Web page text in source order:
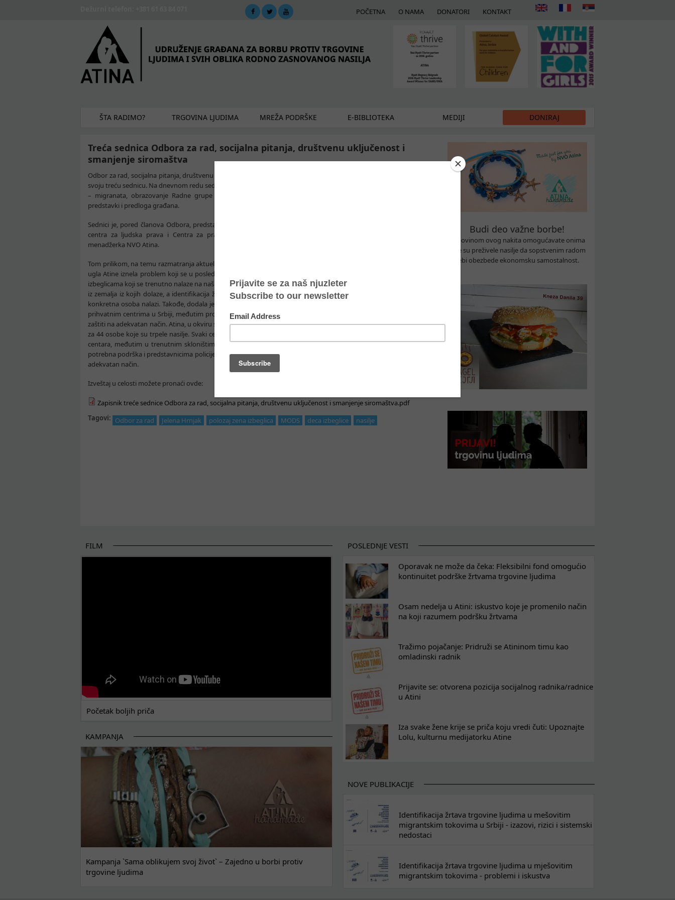
POČETNA O NAMA DONATORI KONTAKT
ŠTA RADIMO? TRGOVINA LJUDIMA MREŽA PODRŠKE E-BIBLIOTEKA MEDIJI DONIRAJ
Treća sednica Odbora za rad, socijalna pitanja, društvenu uključenost i
smanjenje siromaštva
Odbor za rad, socijalna pitanja, društvenu uključenost i smanjenje siromaštva održao je 12. oktobra 2016. godine
svoju treću sednicu. Na dnevnom redu sednice našlo se razmatranje aktuelnog stanja u zbrinjavanju tražilaca azila
– migranata, obrazovanje Radne grupe za osnaživanje osoba sa invaliditetom u politici, kao i razmatranje
predstavki i predloga građana.
Sednici je, pored članova Odbora, predstavnika ministarstava, Komesarijata, UNHCR-a, UNICEF-a, Beogradskog
centra za ljudska prava i Centra za prava deteta, prisustvovala isped MODSa Jelena Hrnjak, programska
menadžerka NVO Atina.
Tom prilikom, na temu razmatranja aktuelnog stanja u zbrinjavanju tražilaca azila – migranata, Jelena Hrnjak je iz
ugla Atine iznela problem koji se u poslednje vreme sve češće javlja, a odnosi se na nasilje nad ženama i decom
izbeglicama koji se trenutno nalaze na našoj teritoriji. Različiti su načini na koje se ove osobe iskorišćavaju na putu
iz zemalja iz kojih dolaze, a identifikacija žrtava trgovine ljudima bi trebalo da se odvija bez obzira na to gde se
konkretna osoba nalazi. Takođe, dodala je da su zabeležena različita svedočenja ljudi o zlostavljanjima u azilnim i
prihvatnim centrima u Srbiji, međutim problem predstavlja to što sistem zaštite koji ovde postoji ne može da ih
zaštiti na adekvatan način. Atina, u okviru svog programa, trenutno vodi četiri sigurne kuće, koje pružaju podršku
za 44 osobe koje su trpele nasilje. Svaki centar za azil prijavljuje slučajeve nasilja koji se dešavaju ili unutar, ili van
centara, međutim u trenutnim skloništima nema mesta za izbeglice žene žrtve nasilja. Jelena je naglasila da je
potrebna podrška i predstavnicima policije, kako bi u situacijama kada je žrtvama neophodna zaštita, reagovali na
adekvatan način.
Izveštaj u celosti možete pronaći ovde:
Zapisnik treće sednice Odbora za rad, socijalna pitanja, društvenu uključenost i smanjenje siromaštva.pdf
Tagovi: Odbor za rad Jelena Hrnjak polozaj zena izbeglica MODS deca izbeglice nasilje
Budi deo važne borbe!
Kupovinom ovog nakita omogućavate onima
koje su preživele nasilje da sopstvenim radom
sebi obezbede ekonomsku samostalnost.
FILM
Početak boljih priča
KAMPANJA
Kampanja `Sama oblikujem svoj život` – Zajedno u borbi protiv
trgovine ljudima
POSLEDNJE VESTI
Oporavak ne može da čeka: Fleksibilni fond omogućio
kontinuitet podrške žrtvama trgovine ljudima
Osam nedelja u Atini: iskustvo koje je promenilo način
na koji razumem podršku žrtvama
Tražimo pojačanje: Pridruži se Atininom timu kao
omladinski radnik
Prijavite se: otvorena pozicija socijalnog radnika/radnice
u Atini
Iza svake žene krije se priča koju vredi čuti: Upoznajte
Lolu, kulturnu medijatorku Atine
NOVE PUBLIKACIJE
Identifikacija žrtava trgovine ljudima u mešovitim
migrantskim tokovima u Srbiji - izazovi, rizici i sistemski
nedostaci
Identifikacija žrtava trgovine ljudima u mješovitim
migrantskim tokovima - problemi i iskustva